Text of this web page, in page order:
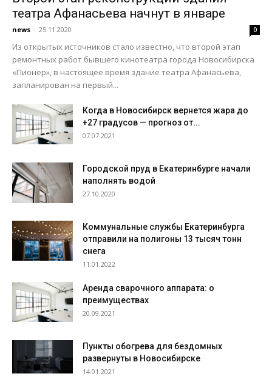
театра Афанасьева начнут в январе
news - 25.11.2020 0
Из открытых источников стало известно, что второй этап
ремонтных работ бывшего кинотеатра города Новосибирска
«Пионер», в настоящее время здание театра Афанасьева,
запланирован на первый...
Когда в Новосибирск вернется жара до
+27 градусов — прогноз от...
07.07.2021
Городской пруд в Екатеринбурге начали
наполнять водой
27.10.2020
Коммунальные службы Екатеринбурга
отправили на полигоны 13 тысяч тонн
снега
11.01.2022
Аренда сварочного аппарата: о
преимуществах
20.09.2021
Пункты обогрева для бездомных
развернуты в Новосибирске
14.01.2021